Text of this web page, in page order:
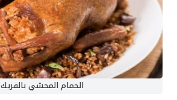
الحمام المحشي بالفريك